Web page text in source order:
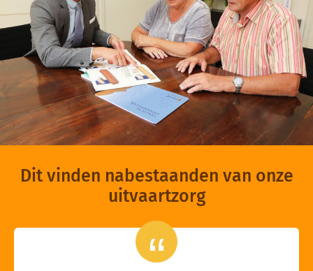
Dit vinden nabestaanden van onze
uitvaartzorg